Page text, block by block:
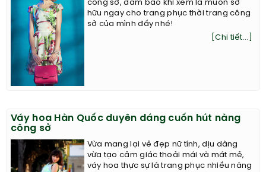
công sở, đảm bảo khi xem là muốn sở
hữu ngay cho trang phục thời trang công
sở của mình đấy nhé!
[Chi tiết...]
Váy hoa Hàn Quốc duyên dáng cuốn hút nàng
công sở
Vừa mang lại vẻ đẹp nữ tính, dịu dàng
vừa tạo cảm giác thoải mái và mát mẻ,
váy hoa thực sự là trang phục nhiều nàng